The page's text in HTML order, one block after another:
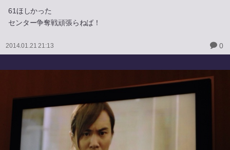
61ほしかった
センター争奪戦頑張らねば！
2014.01.21 21:13 0